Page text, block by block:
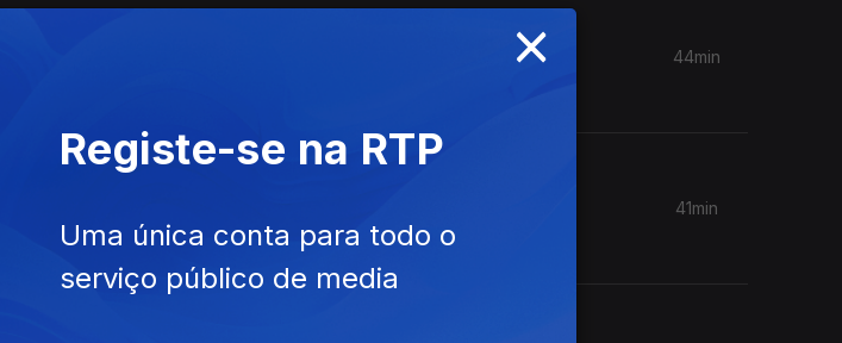
0- SC Braga 1
44min
41min
×
Registe-se na RTP
Uma única conta para todo o
serviço público de media